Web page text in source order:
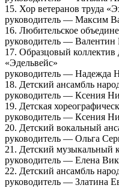
15. Хор ветеранов труда
руководитель — Максим
16. Любительское
руководитель —
17. Образцовый коллектив
«Эдельвейс»
руководитель — Надежда
18. Детский ансамбль
руководитель — Ксения
19. Детская
руководитель — Ксения
20. Детский вокальный
руководитель — Ольга
21. Детский музыкальный
руководитель — Елена
22. Детский ансамбль
руководитель — Златина